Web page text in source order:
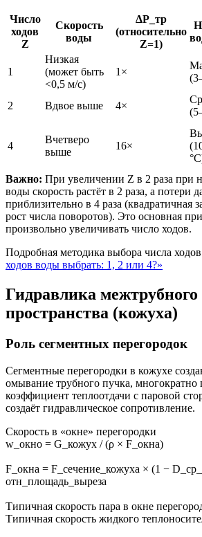
Число
ходов
Z
Скорость
воды
ΔP_тр
(относительно
Z=1)
1
Низкая
(может быть
<0,5 м/с)
1×
2 Вдвое выше 4×
4
Вчетверо
выше
16×
Важно: При увеличении Z в 2 раза при
воды скорость растёт в 2 раза, а потери
приблизительно в 4 раза (квадратичная
рост числа поворотов). Это основная
произвольно увеличивать число ходов.
Подробная методика выбора числа
ходов воды выбрать: 1, 2 или 4?»
Гидравлика межтрубного
пространства (кожуха)
Роль сегментных перегородок
Сегментные перегородки в кожухе
омывание трубного пучка,
коэффициент теплоотдачи с паровой
создаёт гидравлическое сопротивление.
Скорость в «окне» перегородки
w_окно = G_кожух / (ρ × F_окна)
F_окна = F_сечение_кожуха × (1 −
отн_площадь_выреза
Типичная скорость пара в окне
Типичная скорость жидкого